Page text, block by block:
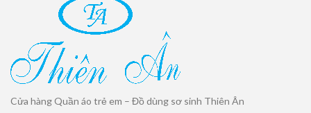
Cửa hàng Quần áo trẻ em – Đồ dùng sơ sinh Thiên Ân